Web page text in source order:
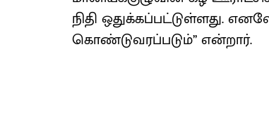
நிதி ஒதுக்கப்பட்டுள்ளது.
கொண்டுவரப்படும்’’ என்றார்.